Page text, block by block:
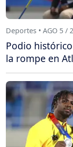
Deportes • AGO 5 /
Podio
la rompe en